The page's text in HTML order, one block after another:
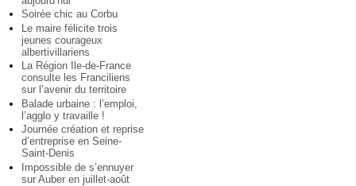
Soirée chic au Corbu
Le maire félicite trois
jeunes courageux
albertivillariens
La Région Ile-de-France
consulte les Franciliens
sur l’avenir du territoire
Balade urbaine : l’emploi,
l’agglo y travaille !
Journée création et reprise
d’entreprise en Seine-
Saint-Denis
Impossible de s’ennuyer
sur Auber en juillet-août